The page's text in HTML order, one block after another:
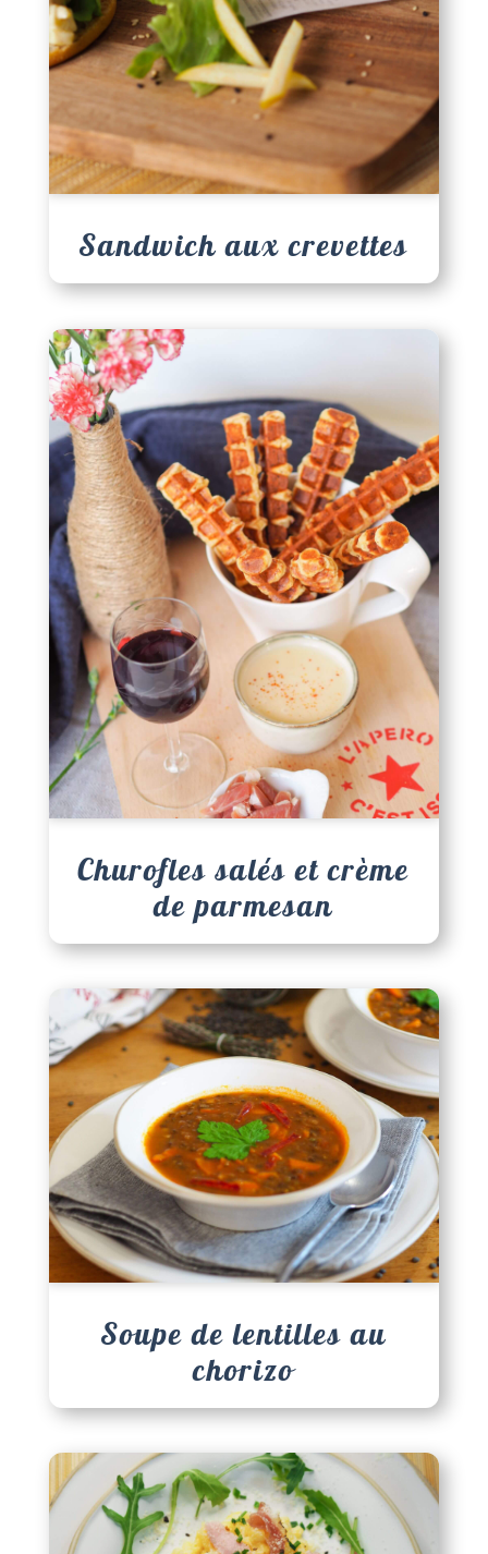
Sandwich aux crevettes
Churofles salés et crème
de parmesan
Soupe de lentilles au
chorizo